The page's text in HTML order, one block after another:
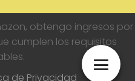
obtengo ingresos por
cumplen los requisitos
de Privacidad